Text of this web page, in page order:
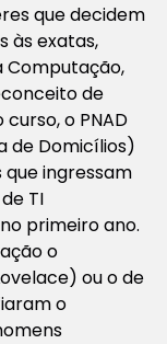
que decidem
às exatas,
Computação,
de
o PNAD
de Domicílios)
que ingressam
TI
primeiro ano.
o
ou o de
o